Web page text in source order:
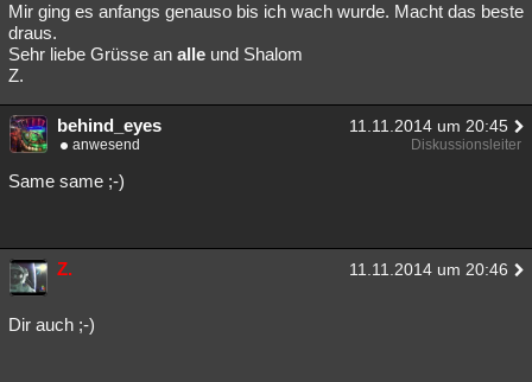
Mir ging es anfangs genauso bis ich wach wurde. Macht das beste
draus.
Sehr liebe Grüsse an alle und Shalom
Z.
behind_eyes 11.11.2014 um 20:45
anwesend Diskussionsleiter
Same same ;-)
Z. 11.11.2014 um 20:46
Dir auch ;-)